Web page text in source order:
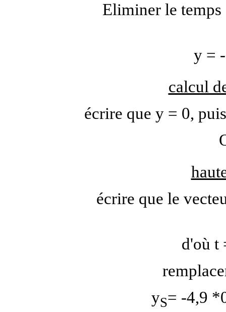
Eliminer le temps
y =
calcul
écrire que y = 0,
écrire que le
d'où t
yS= -4,9